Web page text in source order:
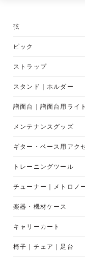
弦
ピック
ストラップ
スタンド｜ホルダー
譜面台｜譜面台用ライト
メンテナンスグッズ
ギター・ベース用アク
トレーニングツール
チューナー｜メトロノ
楽器・機材ケース
キャリーカート
椅子｜チェア｜足台